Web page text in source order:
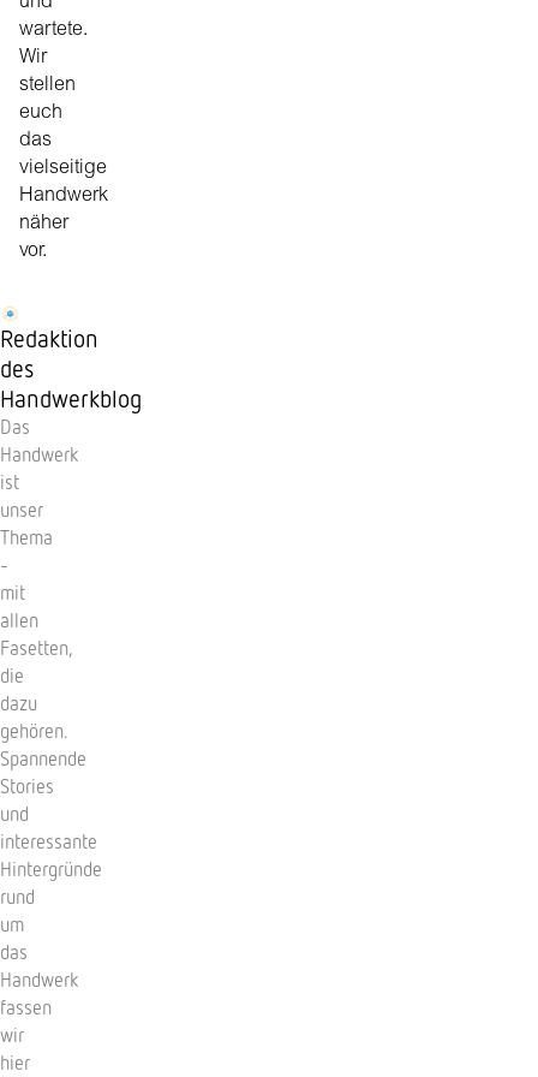
wartete.
Wir
stellen
euch
das
vielseitige
Handwerk
näher
vor.
Redaktion
des
Handwerkblog
Das
Handwerk
ist
unser
Thema
-
mit
allen
Fasetten,
die
dazu
gehören.
Spannende
Stories
und
interessante
Hintergründe
rund
um
das
Handwerk
fassen
wir
hier